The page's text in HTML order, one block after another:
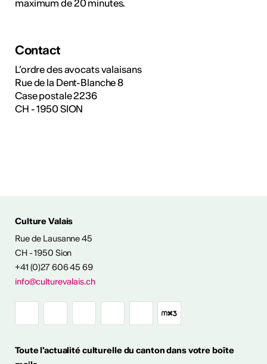
maximum de 20 minutes.
Contact
L’ordre des avocats valaisans
Rue de la Dent-Blanche 8
Case postale 2236
CH - 1950 SION
Culture Valais
Rue de Lausanne 45
CH - 1950 Sion
+41 (0)27 606 45 69
info@culturevalais.ch
Toute l'actualité culturelle du canton dans votre boîte